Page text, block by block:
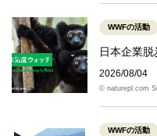
WWFの活動
日本企業
2026/08/04
© naturepl.com
WWFの活動